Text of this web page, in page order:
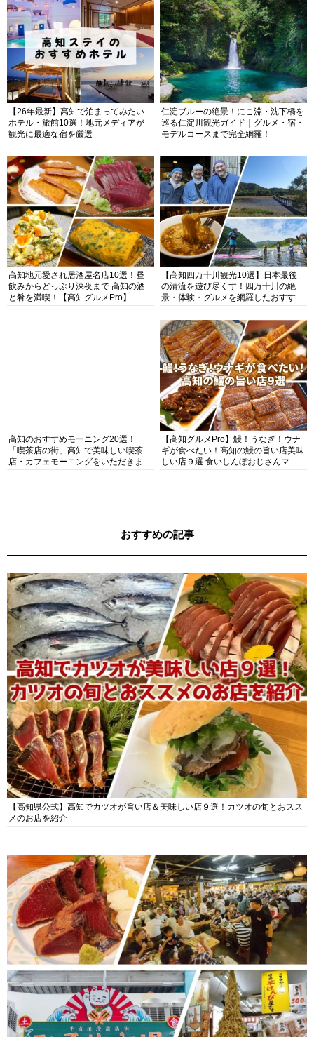
【26年最新】高知で泊まってみたい
ホテル・旅館10選！地元メディアが
観光に最適な宿を厳選
仁淀ブルーの絶景！にこ淵・沈下橋を
巡る仁淀川観光ガイド｜グルメ・宿・
モデルコースまで完全網羅！
高知地元愛され居酒屋名店10選！昼
飲みからどっぷり深夜まで 高知の酒
と肴を満喫！【高知グルメPro】
【高知四万十川観光10選】日本最後
の清流を遊び尽くす！四万十川の絶
景・体験・グルメを網羅したおすすめ
高知のおすすめモーニング20選！
「喫茶店の街」高知で美味しい喫茶
店・カフェモーニングをいただきま
【高知グルメPro】鰻！うなぎ！ウナ
ギが食べたい！高知の鰻の旨い店美味
しい店９選 食いしんぼおじさんマッ
おすすめの記事
【高知県公式】高知でカツオが旨い店＆美味しい店９選！カツオの旬とおスス
メのお店を紹介